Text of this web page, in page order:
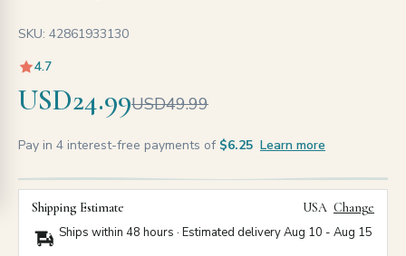
SKU: 42861933130
4.7
USD24.99USD49.99
Pay in 4 interest-free payments of $6.25 Learn more
Shipping Estimate USA Change
Ships within 48 hours · Estimated deliveryAug 10 - Aug 15